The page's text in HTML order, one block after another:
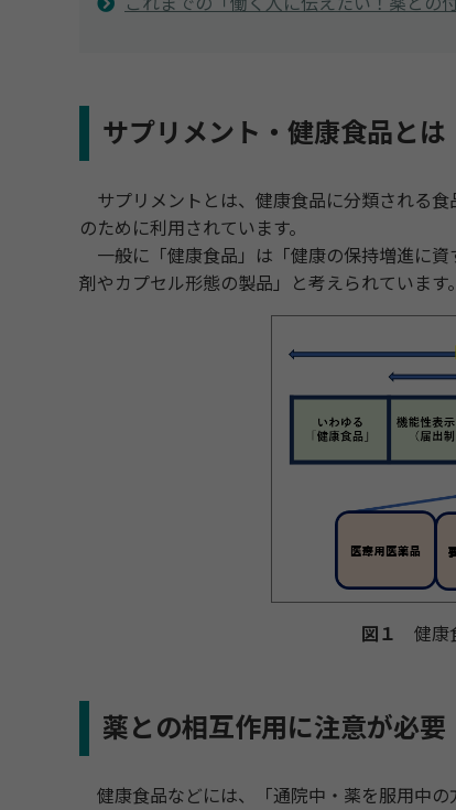
サプリメント・健康食品とは
サプリメントとは、健康食品に分類される
のために利用されています。
一般に「健康食品」は「健康の保持増進に
剤やカプセル形態の製品」と考えられています。
図１ 健康
薬との相互作用に注意が必要
健康食品などには、「通院中・薬を服用中